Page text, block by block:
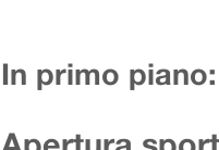
In primo piano: